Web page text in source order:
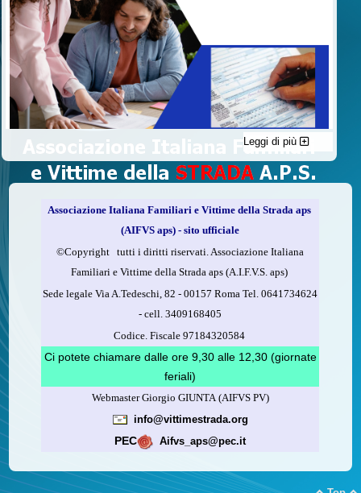
C'è un modo di contribuire alle attività dell’A.I.F.V.S. a favore
delle vittime della strada e per dare giustizia ai superstiti ed ai
loro familiari che non costa nulla: devolvere il 5 per mille della
Compila la scheda CUD o del modello 730.
Firma nel riquadro indicato come “Sostegno delle
organizzazioni non lucrative di utilità sociale, delle associazioni
Indica nel riquadro il codice fiscale dell’A.I.F.V.S.:
97184320584
Leggi come fare
(versione stampabile)
Leggi di più
Associazione Italiana Familiari e Vittime della Strada aps
(AIFVS aps) - sito ufficiale
©​Copyright tutti i diritti riservati. Associazione Italiana
Familiari e Vittime della Strada aps (A.I.F.V.S. aps)
Sede legale Via A.Tedeschi, 82 - 00157 Roma Tel. 0641734624
-cell.3409168405
Codice. Fiscale 97184320584
Ci potete chiamare dalle ore 9,30 alle 12,30 (giornate
feriali)
Webmaster Giorgio GIUNTA (AIFVS PV)
info@vittimestrada.org
PEC Aifvs_aps@pec.it